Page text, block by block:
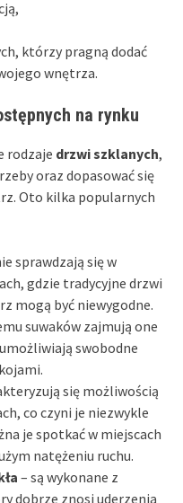
którzy pragną dodać
wnętrza.
na rynku
rodzaje drzwi szklanych,
oraz dopasować się
Oto kilka popularnych
sprawdzają się w
gdzie tradycyjne drzwi
mogą być niewygodne.
suwaków zajmują one
swobodne
się możliwością
co czyni je niezwykle
je spotkać w miejscach
natężeniu ruchu.
– są wykonane z
dobrze znosi uderzenia